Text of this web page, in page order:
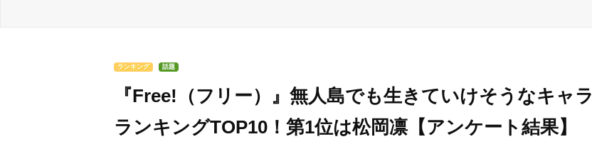
ランキング 話題
『Free!（フリー）』無人島でも生きていけそうなキャラ
ランキングTOP10！第1位は松岡凛【アンケート結果】